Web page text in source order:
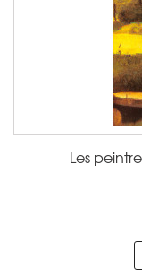
Les